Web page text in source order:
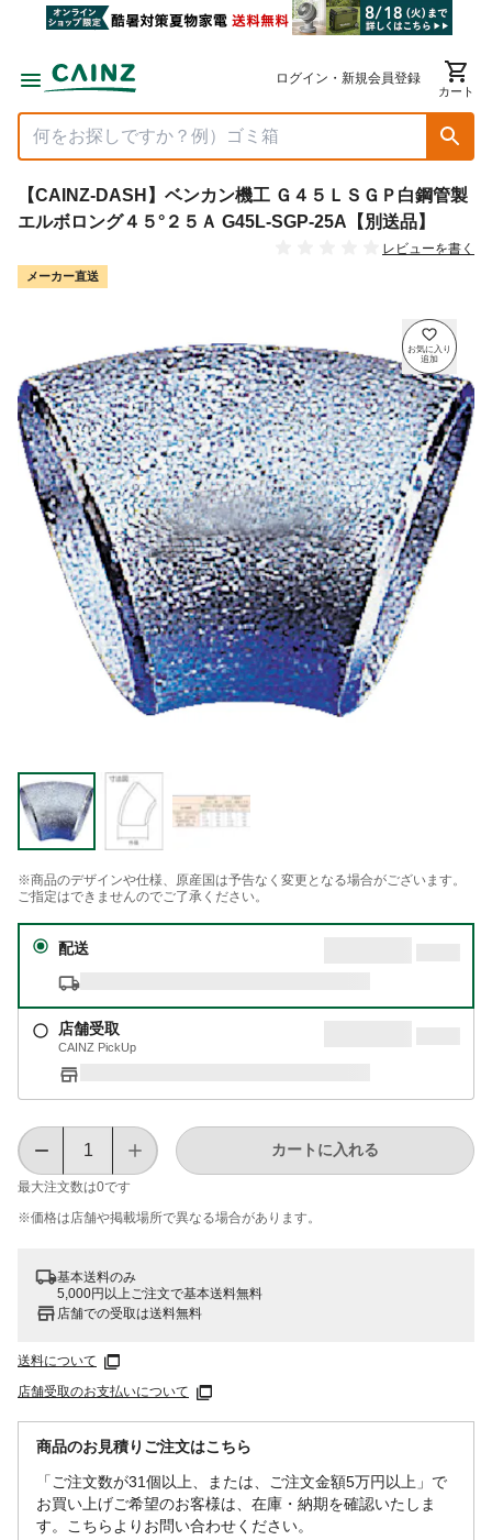
ログイン・新規会員登録
カート
【CAINZ-DASH】ベンカン機工 Ｇ４５ＬＳＧＰ白鋼管製
エルボロング４５°２５Ａ G45L-SGP-25A【別送品】
レビューを書く
メーカー直送
※商品のデザインや仕様、原産国は予告なく変更となる場合がございます。
ご指定はできませんのでご了承ください。
配送
店舗受取
CAINZ PickUp
最大注文数は0です
カートに入れる
※価格は​店舗や​掲載場所で​異なる​場合が​あります。
基本送料のみ
5,000円以上ご注文で基本送料無料
店舗での受取は送料無料
送料について
店舗受取のお支払いについて
商品のお見積りご注文はこちら
「ご注文数が31個以上、または、ご注文金額5万円以上」で
お買い上げご希望のお客様は、在庫・納期を確認いたしま
す。こちらよりお問い合わせください。